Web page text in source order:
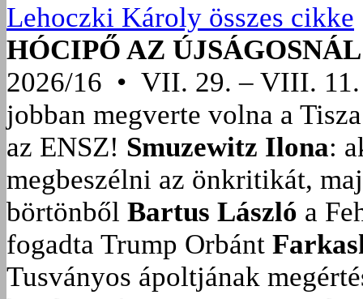
Lehoczki Károly összes cikke
HÓCIPŐ AZ ÚJSÁGOSNÁL
2026/16 • VII. 29. – VIII. 11.
jobban megverte volna a
az ENSZ! Smuzewitz Ilona:
megbeszélni az önkritikát,
börtönből Bartus László a
fogadta Trump Orbánt
Tusványos ápoltjának